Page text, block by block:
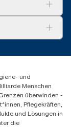
und
Menschen
überwinden -
Pflegekräften,
und Lösungen in
die